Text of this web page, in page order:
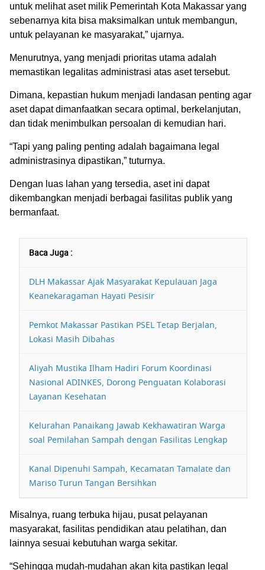
untuk melihat aset milik Pemerintah Kota Makassar yang
sebenarnya kita bisa maksimalkan untuk membangun,
untuk pelayanan ke masyarakat,” ujarnya.
Menurutnya, yang menjadi prioritas utama adalah
memastikan legalitas administrasi atas aset tersebut.
Dimana, kepastian hukum menjadi landasan penting agar
aset dapat dimanfaatkan secara optimal, berkelanjutan,
dan tidak menimbulkan persoalan di kemudian hari.
“Tapi yang paling penting adalah bagaimana legal
administrasinya dipastikan,” tuturnya.
Dengan luas lahan yang tersedia, aset ini dapat
dikembangkan menjadi berbagai fasilitas publik yang
bermanfaat.
Baca Juga :
DLH Makassar Ajak Masyarakat Kepulauan Jaga
Keanekaragaman Hayati Pesisir
Pemkot Makassar Pastikan PSEL Tetap Berjalan,
Lokasi Masih Dibahas
Aliyah Mustika Ilham Hadiri Forum Koordinasi
Nasional ADINKES, Dorong Penguatan Kolaborasi
Layanan Kesehatan
Kelurahan Panaikang Jawab Kekhawatiran Warga
soal Pemilahan Sampah dengan Fasilitas Lengkap
Kanal Dipenuhi Sampah, Kecamatan Tamalate dan
Mariso Turun Tangan Bersihkan
Misalnya, ruang terbuka hijau, pusat pelayanan
masyarakat, fasilitas pendidikan atau pelatihan, dan
lainnya sesuai kebutuhan warga sekitar.
“Sehingga mudah-mudahan akan kita pastikan legal